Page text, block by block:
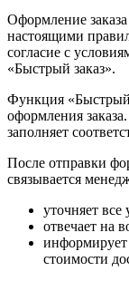
Оформление заказа
настоящими
согласие с
«Быстрый заказ».
Функция «Быстрый
оформления
заполняет
После отправки
связывается
уточняет все
отвечает на
информирует
стоимости